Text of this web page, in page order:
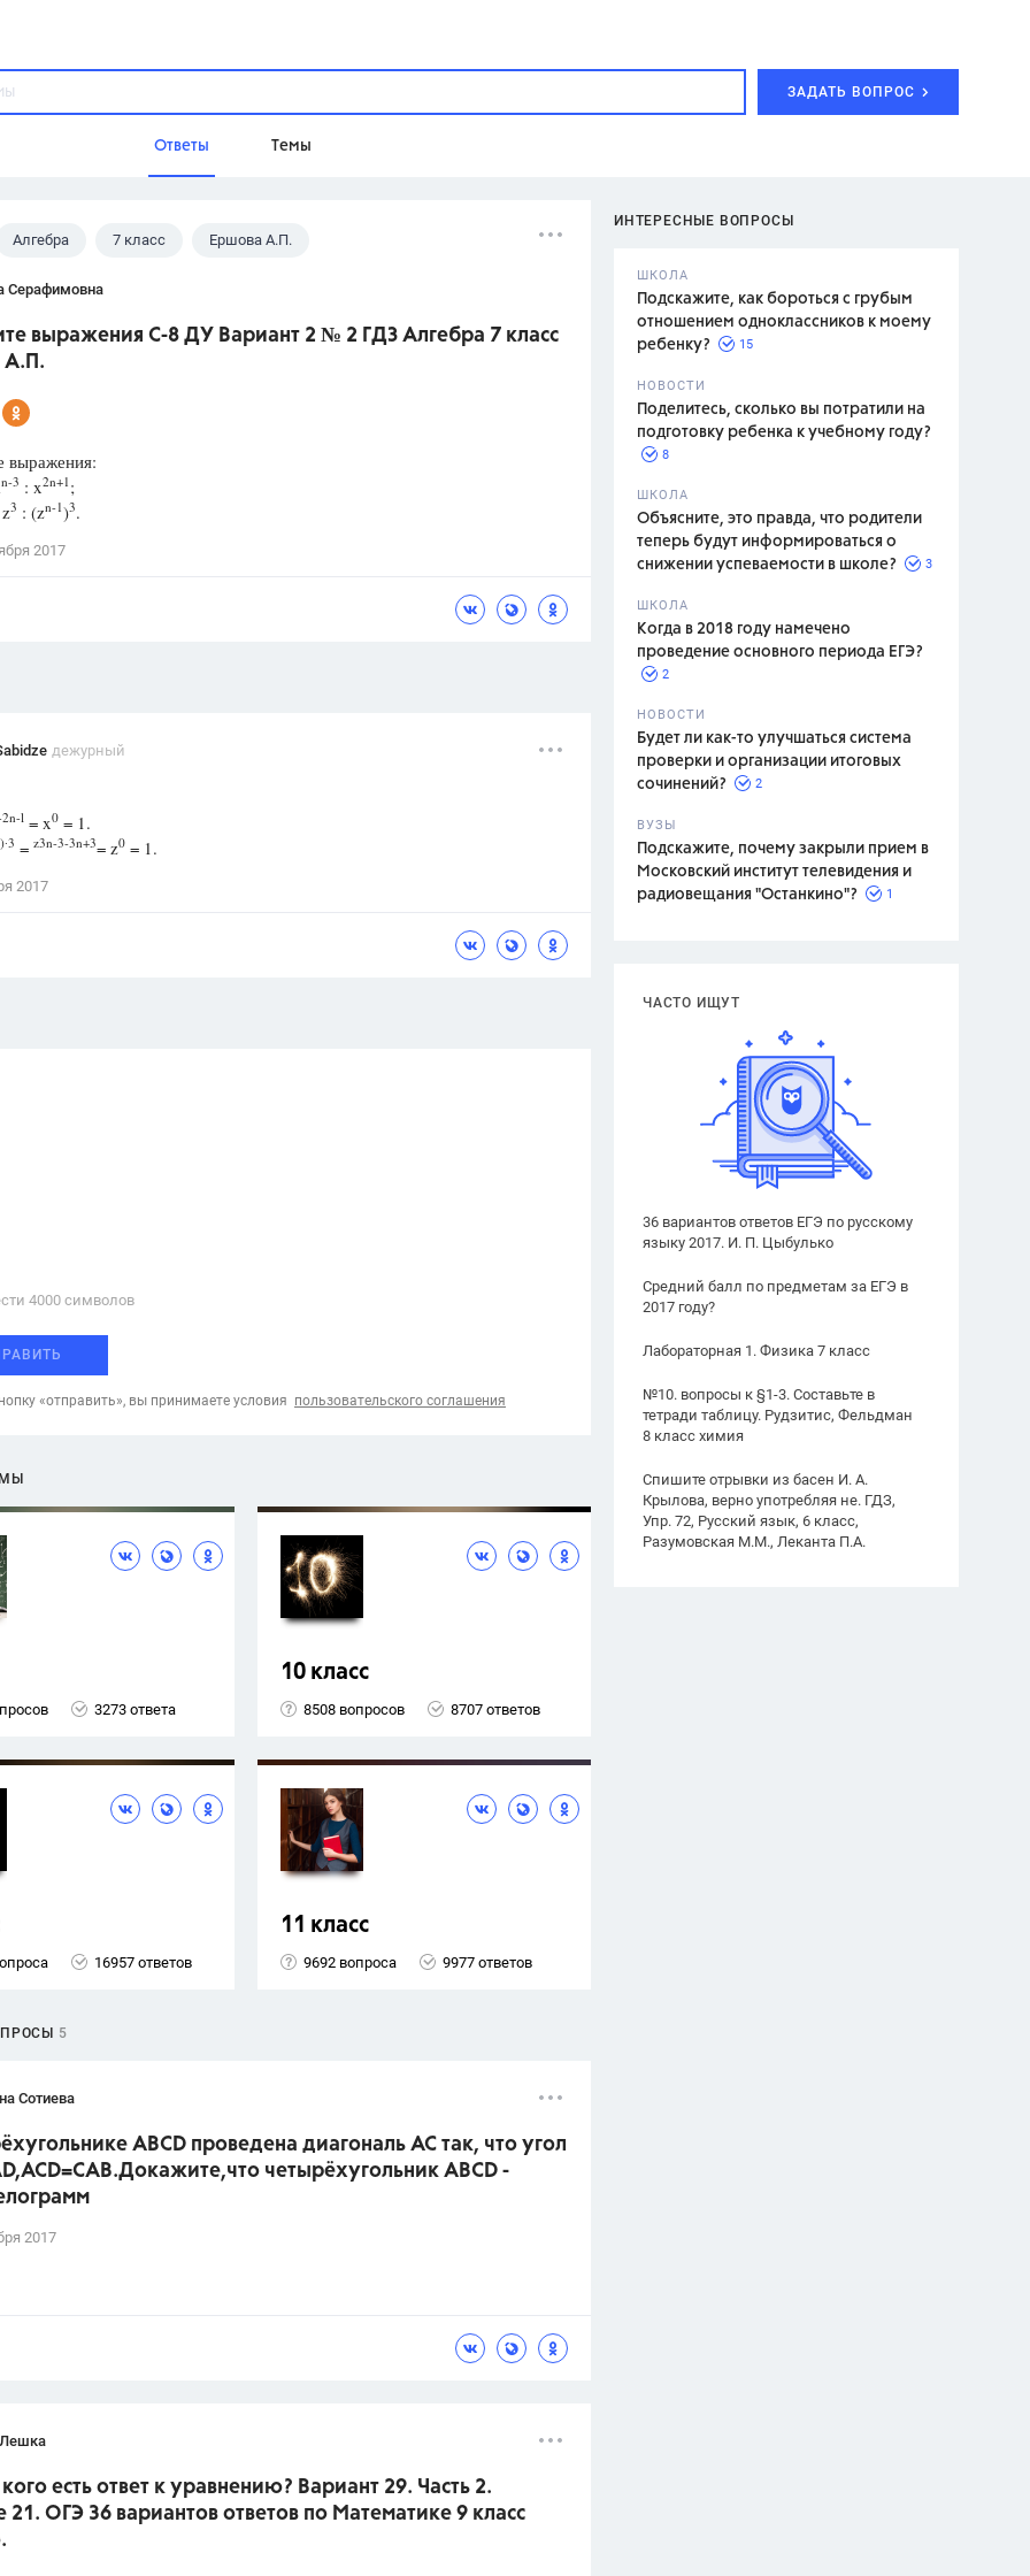
ЗАДАТЬ ВОПРОС
Ответы Темы
Домашнее задание
Красота, Воспитание
ИНТЕРЕСНЫЕ ВОПРОСЫ
ШКОЛА
Подскажите, как бороться с грубым
отношением одноклассников к моему
ребенку?
15
НОВОСТИ
Поделитесь, сколько вы потратили на
подготовку ребенка к учебному году?
8
ШКОЛА
Объясните, это правда, что родители
теперь будут информироваться о
снижении успеваемости в школе?
3
ШКОЛА
Когда в 2018 году намечено
проведение основного периода ЕГЭ?
2
НОВОСТИ
Будет ли как-то улучшаться система
проверки и организации итоговых
сочинений?
2
ВУЗЫ
Подскажите, почему закрыли прием в
Московский институт телевидения и
радиовещания "Останкино"?
1
ЧАСТО ИЩУТ
36 вариантов ответов ЕГЭ по русскому
языку 2017. И. П. Цыбулько
Средний балл по предметам за ЕГЭ в
2017 году?
Лабораторная 1. Физика 7 класс
№10. вопросы к §1-3. Составьте в
тетради таблицу. Рудзитис, Фельдман
8 класс химия
Спишите отрывки из басен И. А.
Крылова, верно употребляя не. ГДЗ,
Упр. 72, Русский язык, 6 класс,
Разумовская М.М., Леканта П.А.
Алгебра 7 класс Ершова А.П.
Серафимовна
выражения С-8 ДУ Вариант 2 № 2 ГДЗ Алгебра 7 класс
А.П.
выражения:
n-3 : x2n+1 ;
3 : (zn-1)3.
2017
дежурный
2n-l = x0 = 1.
= z3n-3-3n+3= z0 = 1.
2017
4000 cимволов
«отправить», вы принимаете условия пользовательского соглашения
3273 ответа
10 класс
8508 вопросов 8707 ответов
16957 ответов
11 класс
9692 вопроса 9977 ответов
5
Сотиева
ABCD проведена диагональ AC так, что угол
четырёхугольник ABCD -
2017
есть ответ к уравнению? Вариант 29. Часть 2.
21. ОГЭ 36 вариантов ответов по Математике 9 класс